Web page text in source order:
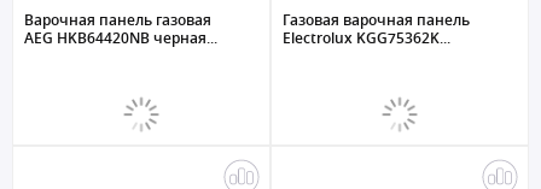
Варочная панель газовая
AEG HKB64420NB черная...
Газовая варочная панель
Electrolux KGG75362K...